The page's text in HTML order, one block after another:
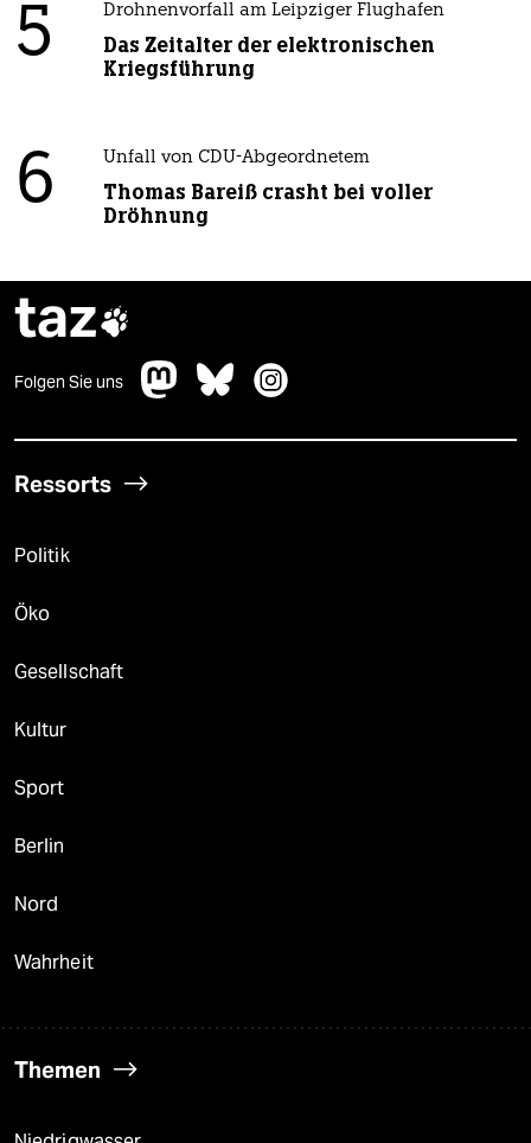
5 Drohnenvorfall am Leipziger Flughafen
Das Zeitalter der elektronischen
Kriegsführung
6 Unfall von CDU-Abgeordnetem
Thomas Bareiß crasht bei voller
Dröhnung
taz
Folgen Sie uns
Ressorts
Politik
Öko
Gesellschaft
Kultur
Sport
Berlin
Nord
Wahrheit
Themen